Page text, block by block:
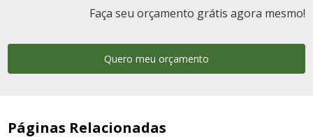
Faça seu orçamento grátis agora mesmo!
Quero meu orçamento
Páginas Relacionadas